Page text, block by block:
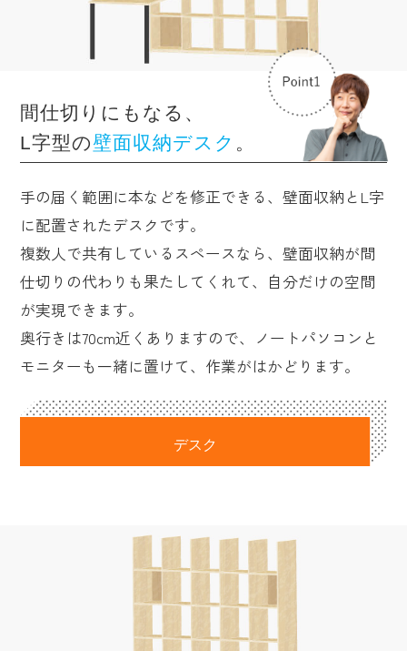
間仕切りにもなる、
L字型の壁面収納デスク 。
手の届く範囲に本などを修正できる、壁面収納とL字
に配置されたデスクです。
複数人で共有しているスペースなら、壁面収納が間
仕切りの代わりも果たしてくれて、自分だけの空間
が実現できます。
奥行きは70cm近くありますので、ノートパソコンと
モニターも一緒に置けて、作業がはかどります。
デスク